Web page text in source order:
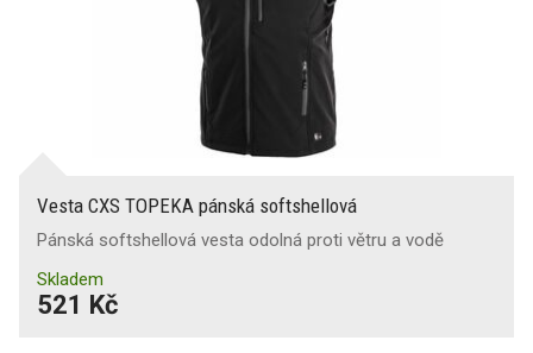
Vesta CXS TOPEKA pánská softshellová
Pánská softshellová vesta odolná proti větru a vodě
Skladem
521 Kč